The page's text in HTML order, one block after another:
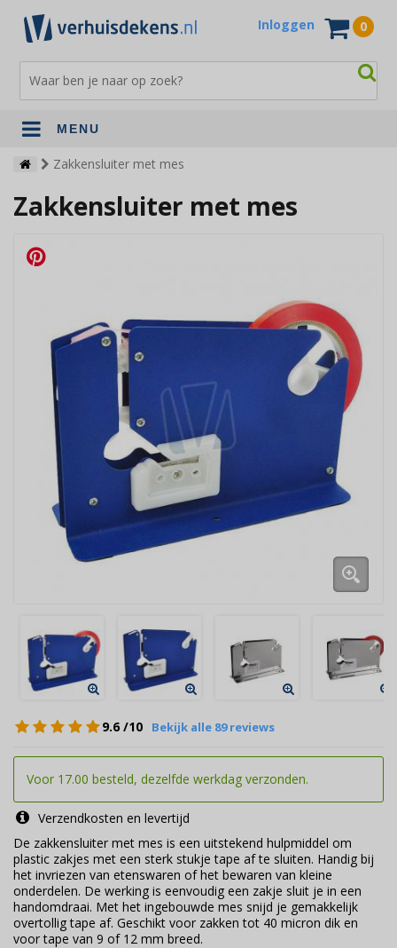
Inloggen 0
MENU
Verhuisdekens
Opslagdekens
Andere verhuismaterialen
Zakkensluiter met mes
Zakkensluiter met mes
9.6 /10 Bekijk alle 89 reviews
Voor 17.00 besteld, dezelfde werkdag verzonden.
Verzendkosten en levertijd
De zakkensluiter met mes is een uitstekend hulpmiddel om
plastic zakjes met een sterk stukje tape af te sluiten. Handig bij
het invriezen van etenswaren of het bewaren van kleine
onderdelen. De werking is eenvoudig een zakje sluit je in een
handomdraai. Met het ingebouwde mes snijd je gemakkelijk
overtollig tape af. Geschikt voor zakken tot 40 micron dik en
voor tape van 9 of 12 mm breed.